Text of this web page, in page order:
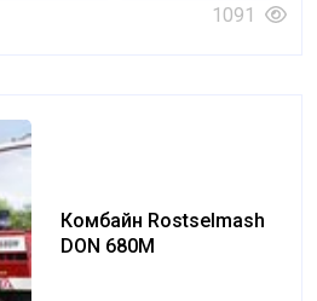
1091
Комбайн Rostselmash
DON 680M